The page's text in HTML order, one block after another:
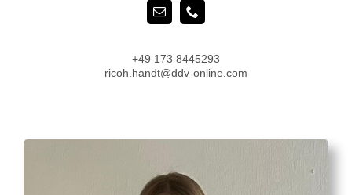
+49 173 8445293
ricoh.handt@ddv-online.com